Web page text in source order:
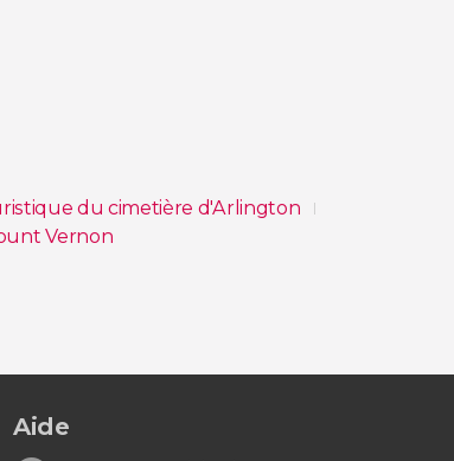
du cimetière d'Arlington
Vernon
Aide